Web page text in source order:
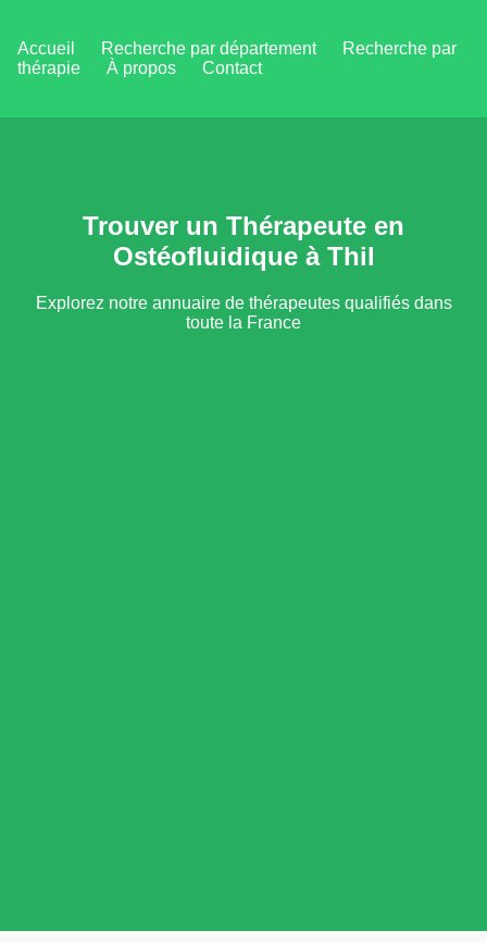
Accueil Recherche par département
Recherche par
thérapie
À propos Contact
Trouver un Thérapeute en
Ostéofluidique à Thil
Explorez notre annuaire de thérapeutes qualifiés dans
toute la France